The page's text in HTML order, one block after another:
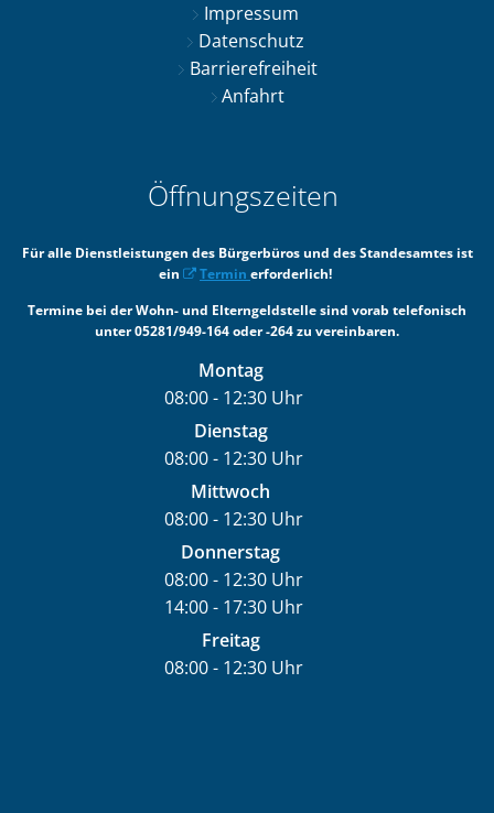
Impressum
Datenschutz
Barrierefreiheit
Anfahrt
Öffnungszeiten
Für alle Dienstleistungen des Bürgerbüros und des Standesamtes ist
ein
Termin erforderlich!
Termine bei der Wohn- und Elterngeldstelle sind vorab telefonisch
unter 05281/949-164 oder -264 zu vereinbaren.
Montag
08:00- 12:30Uhr
Von 08:00 bis 12:30 Uhr
Dienstag
08:00- 12:30Uhr
Von 08:00 bis 12:30 Uhr
Mittwoch
08:00- 12:30Uhr
Von 08:00 bis 12:30 Uhr
Donnerstag
08:00- 12:30Uhr
Von 08:00 bis 12:30 Uhr
14:00- 17:30Uhr
Von 14:00 bis 17:30 Uhr
Freitag
08:00- 12:30Uhr